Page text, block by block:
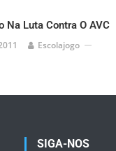
Na Luta Contra O AVC
Escolajogo
SIGA-NOS